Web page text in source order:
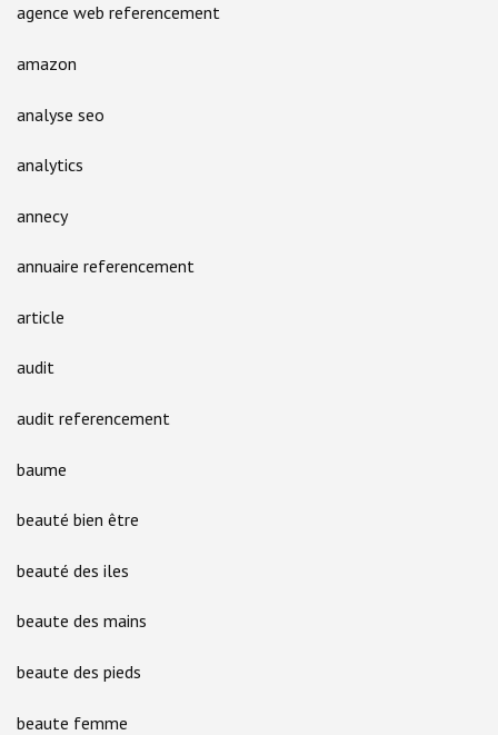
agence web referencement
amazon
analyse seo
analytics
annecy
annuaire referencement
article
audit
audit referencement
baume
beauté bien être
beauté des iles
beaute des mains
beaute des pieds
beaute femme